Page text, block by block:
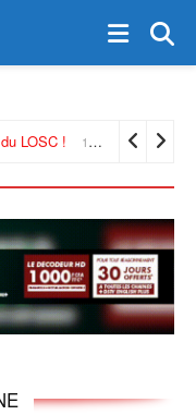
Santé : le Sénégal inaugure un laboratoire de toxicologie de dernière génération